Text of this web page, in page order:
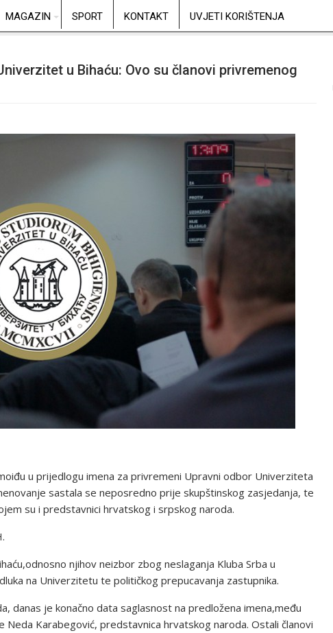
MAGAZIN SPORT KONTAKT UVJETI KORIŠTENJA
u Bihaću: Ovo su članovi privremenog
u prijedlogu imena za privremeni Upravni odbor Univerziteta
sastala se neposredno prije skupštinskog zasjedanja, te
su i predstavnici hrvatskog i srpskog naroda.
njihov neizbor zbog neslaganja Kluba Srba u
na Univerzitetu te političkog prepucavanja zastupnika.
danas je konačno data saglasnost na predložena imena,među
Karabegović, predstavnica hrvatskog naroda. Ostali članovi